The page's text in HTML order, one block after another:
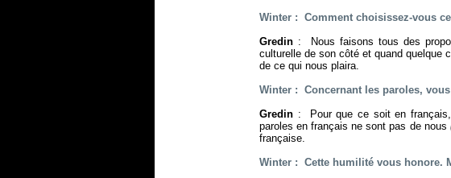
Winter : Comment choisissez-vous
Gredin : Nous faisons tous des
culturelle de son côté et quand quelque
de ce qui nous plaira.
Winter : Concernant les paroles,
Gredin : Pour que ce soit en
paroles en français ne sont pas de nous
française.
Winter : Cette humilité vous honore.